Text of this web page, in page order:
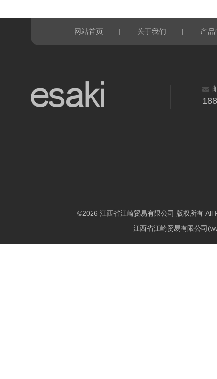
网站首页 | 关于我们 | 产品
©2026 江西省江崎贸易有限公司 版权所有 All
江西省江崎贸易有限公司